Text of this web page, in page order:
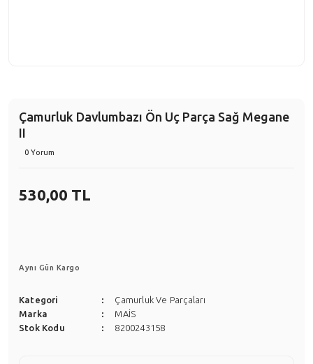
Çamurluk Davlumbazı Ön Uç Parça Sağ Megane
II
0 Yorum
530,00 TL
Aynı Gün Kargo
Kategori
Çamurluk Ve Parçaları
Marka
MAİS
Stok Kodu
8200243158